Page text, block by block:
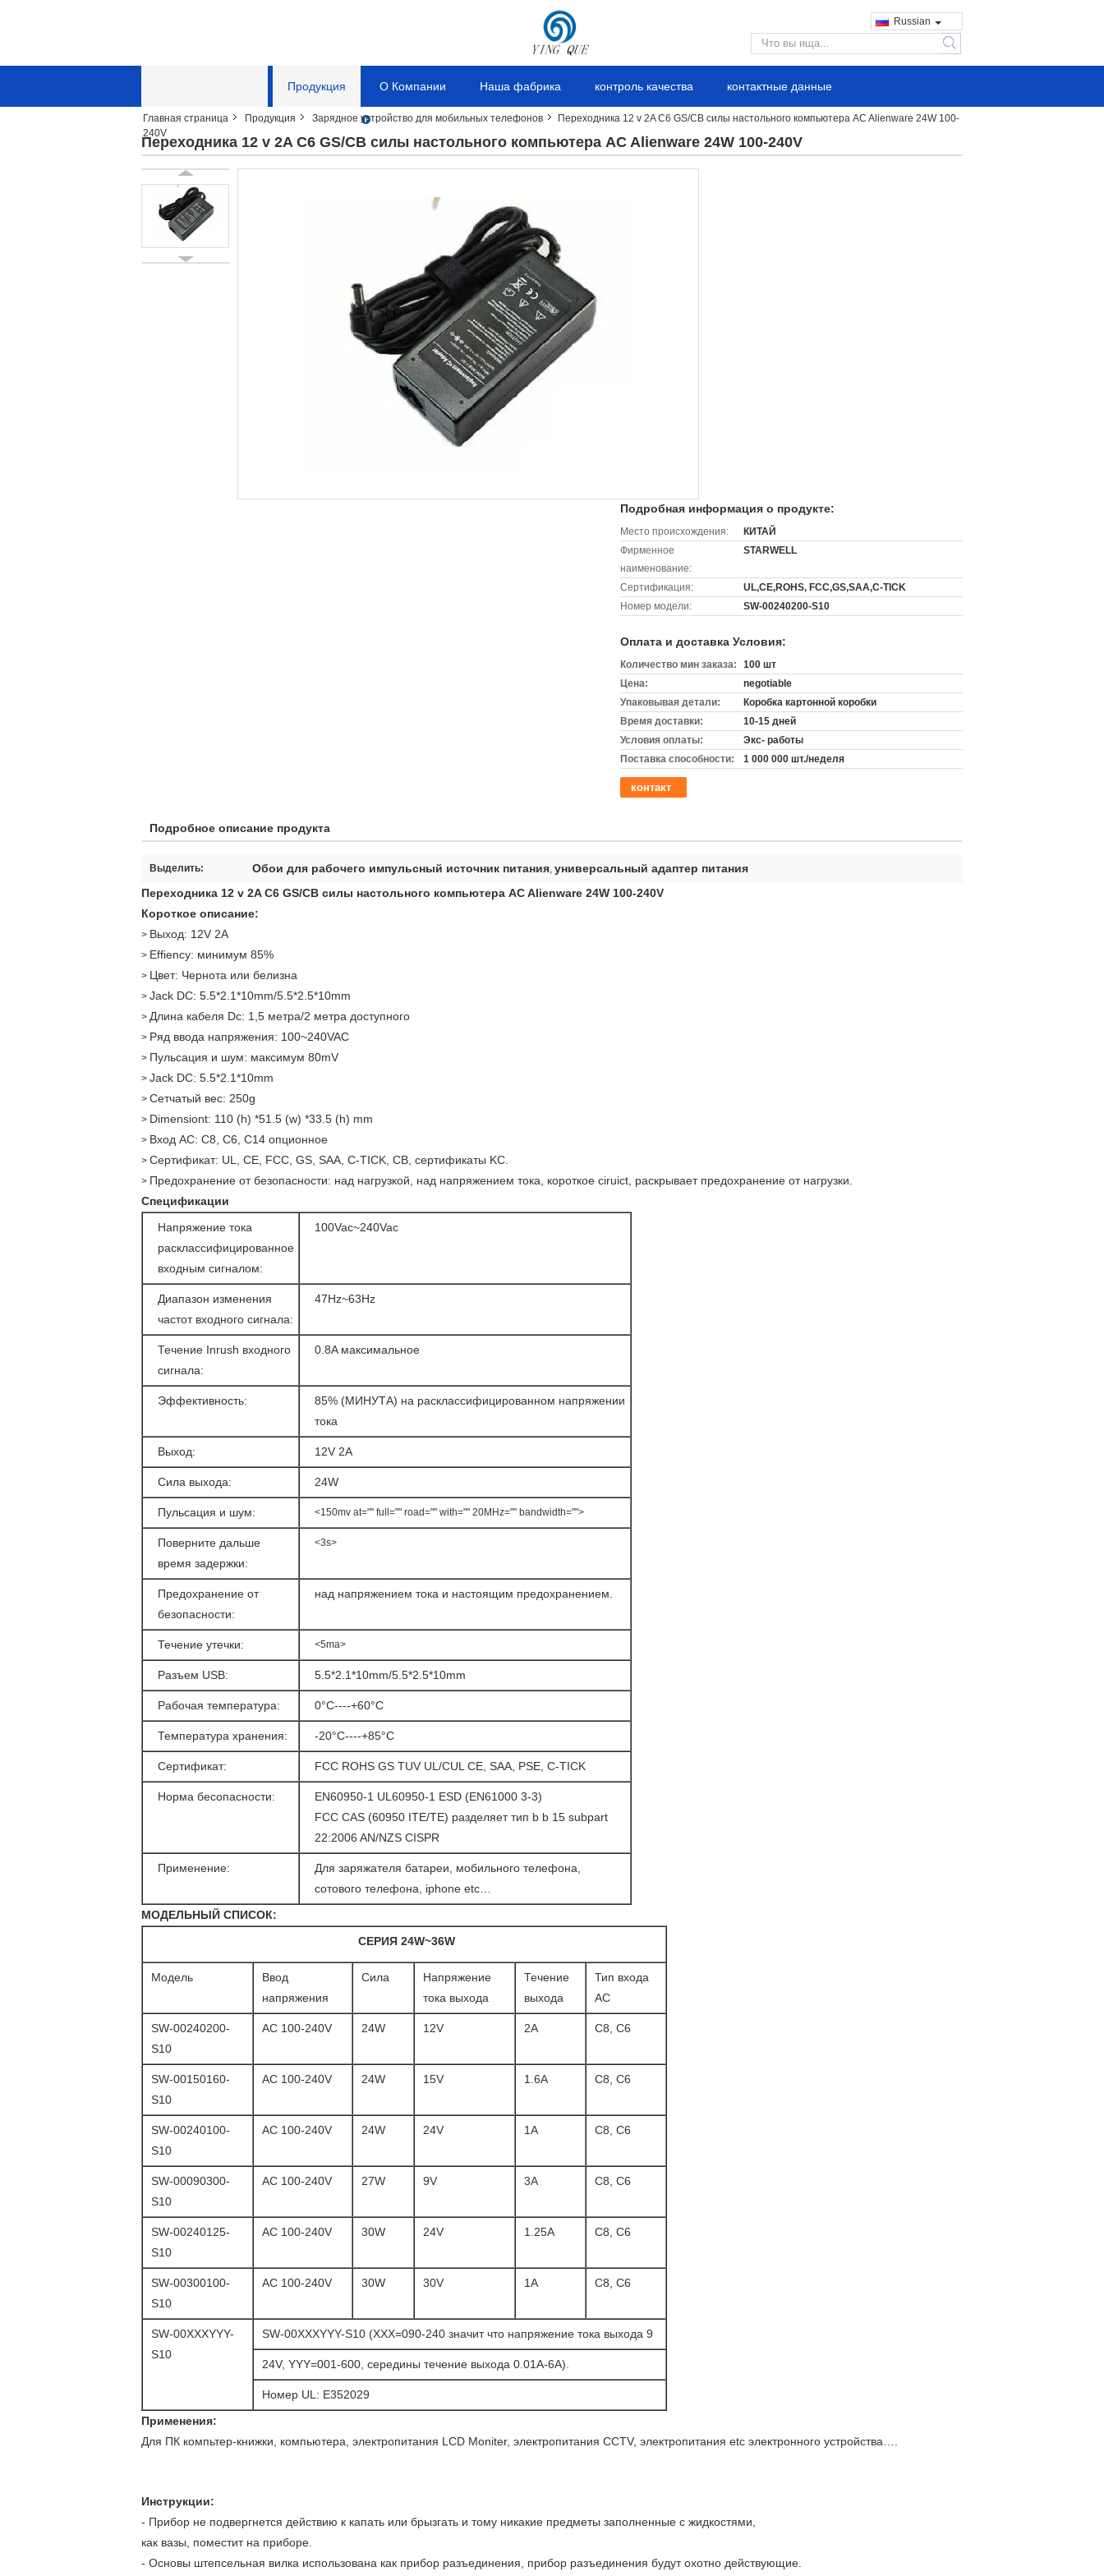
Russian
search
Продукция О Компании Наша фабрика контроль качества контактные данные
Отправить запрос
Главная страница Продукция Зарядное устройство для мобильных телефонов
Переходника 12 v 2A C6 GS/CB силы настольного компьютера AC Alienware 24W 100-
240V
Переходника 12 v 2A C6 GS/CB силы настольного компьютера AC Alienware 24W 100-240V
Подробная информация о продукте:
Место происхождения:
КИТАЙ
Фирменное
наименование:
STARWELL
Сертификация:
UL,CE,ROHS, FCC,GS,SAA,C-TICK
Номер модели:
SW-00240200-S10
Оплата и доставка Условия:
Количество мин заказа:
100 шт
Цена:
negotiable
Упаковывая детали:
Коробка картонной коробки
Время доставки:
10-15 дней
Условия оплаты:
Экс- работы
Поставка способности:
1 000 000 шт./неделя
контакт
Подробное описание продукта
Выделить: Обои для рабочего импульсный источник питания, универсальный адаптер питания
Переходника 12 v 2A C6 GS/CB силы настольного компьютера AC Alienware 24W 100-240V
Короткое описание:
> Выход: 12V 2A
> Effiency: минимум 85%
> Цвет: Чернота или белизна
> Jack DC: 5.5*2.1*10mm/5.5*2.5*10mm
> Длина кабеля Dc: 1,5 метра/2 метра доступного
> Ряд ввода напряжения: 100~240VAC
> Пульсация и шум: максимум 80mV
> Jack DC: 5.5*2.1*10mm
> Сетчатый вес: 250g
> Dimensiont: 110 (h) *51.5 (w) *33.5 (h) mm
> Вход AC: C8, C6, C14 опционное
> Сертификат: UL, CE, FCC, GS, SAA, C-TICK, CB, сертификаты KC.
> Предохранение от безопасности: над нагрузкой, над напряжением тока, короткое ciruict, раскрывает предохранение от нагрузки.
Спецификации
Напряжение тока
расклассифицированное
входным сигналом:
100Vac~240Vac
Диапазон изменения
частот входного сигнала:
47Hz~63Hz
Течение Inrush входного
сигнала:
0.8A максимальное
Эффективность:
85% (МИНУТА) на расклассифицированном напряжении
тока
Выход: 12V 2A
Сила выхода: 24W
Пульсация и шум: <150mv at="" full="" road="" with="" 20MHz="" bandwidth="">
Поверните дальше
время задержки:
<3s>
Предохранение от
безопасности:
над напряжением тока и настоящим предохранением.
Течение утечки: <5ma>
Разъем USB: 5.5*2.1*10mm/5.5*2.5*10mm
Рабочая температура: 0°C----+60°C
Температура хранения: -20°C----+85°C
Сертификат: FCC ROHS GS TUV UL/CUL CE, SAA, PSE, C-TICK
Норма бесопасности:
EN60950-1 UL60950-1 ESD (EN61000 3-3)
FCC CAS (60950 ITE/TE) разделяет тип b b 15 subpart
22:2006 AN/NZS CISPR
Применение:
Для заряжателя батареи, мобильного телефона,
сотового телефона, iphone etc…
МОДЕЛЬНЫЙ СПИСОК:
СЕРИЯ 24W~36W
Модель
Ввод
напряжения
Сила
Напряжение
тока выхода
Течение
выхода
Тип входа
AC
SW-00240200-
S10
AC 100-240V 24W 12V 2A C8, C6
SW-00150160-
S10
AC 100-240V 24W 15V 1.6A C8, C6
SW-00240100-
S10
AC 100-240V 24W 24V 1A C8, C6
SW-00090300-
S10
AC 100-240V 27W 9V 3A C8, C6
SW-00240125-
S10
AC 100-240V 30W 24V 1.25A C8, C6
SW-00300100-
S10
AC 100-240V 30W 30V 1A C8, C6
SW-00XXXYYY-
S10
SW-00XXXYYY-S10 (XXX=090-240 значит что напряжение тока выхода 9
24V, YYY=001-600, середины течение выхода 0.01A-6A).
Номер UL: E352029
Применения:
Для ПК компьтер-книжки, компьютера, электропитания LCD Moniter, электропитания CCTV, электропитания etc электронного устройства….
Инструкции:
- Прибор не подвергнется действию к капать или брызгать и тому никакие предметы заполненные с жидкостями,
как вазы, поместит на приборе.
- Основы штепсельная вилка использована как прибор разъединения, прибор разъединения будут охотно действующие.